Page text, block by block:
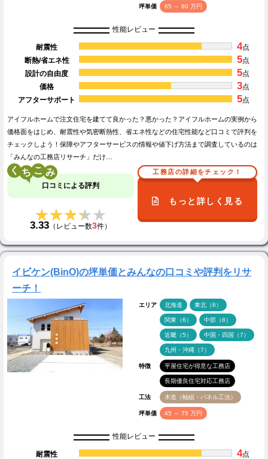
坪単価 65 ～ 80 万円
性能レビュー
耐震性 4点
断熱/省エネ性
5点
設計の自由度
5点
価格
3点
アフターサポート
5点
アイフルホームで注文住宅を建てて良かった？悪かった？アイフルホームの実例から
価格面をはじめ、耐震性や気密断熱性、省エネ性などの住宅性能など口コミで評判を
チェックしよう！保障やアフターサービスの情報や値下げ方法まで調査しているのは
「みんなの工務店リサーチ」だけ…
く こ
口コミによる評判
★★★★★
★★★★★
3.33 （レビュー数3件）
工務店の詳細をチェック！
もっと詳しく見る
イビケン(BinO)の坪単価とみんなの口コミや評判をリサ
ーチ！
エリア 北海道 東北（6）
関東（6） 中部（8）
近畿（5） 中国・四国（7）
九州・沖縄（7）
特徴 平屋住宅が得意な工務店
長期優良住宅対応工務店
工法 木造（軸組・パネル工法）
坪単価 45 ～ 75 万円
性能レビュー
耐震性 4点